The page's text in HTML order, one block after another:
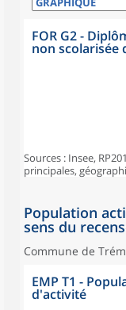
FOR G2 -
non scolarisée
Sources : Insee,
principales,
Population
sens du
Commune de
EMP T1 -
d'activité